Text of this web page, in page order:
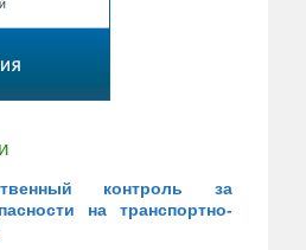
контроль за
на транспортно-